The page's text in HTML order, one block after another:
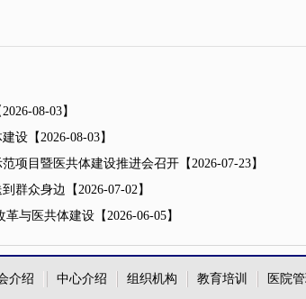
2026-08-03】
建设 【2026-08-03】
项目暨医共体建设推进会召开 【2026-07-23】
群众身边
【2026-07-02】
革与医共体建设 【2026-06-05】
介绍 中心介绍 组织机构 教育培训 医院